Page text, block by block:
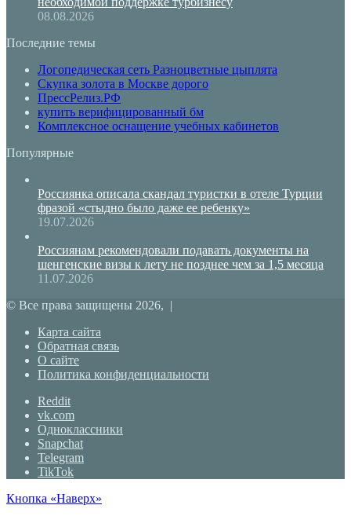
08.08.2026
Последние темы
Логопедическая сеть Разноцветные цыплята
Скупка золота в Москве дорого
ПрессРелиз.РФ
купить верифицированный бм
Комплексное оснащение учебных кабинетов
Популярные
Россиянка описала скандал туристки в отеле Турции
фразой «стыдно было даже ее ребенку»
19.07.2026
Россиянам рекомендовали подавать документы на
шенгенские визы к лету не позднее чем за 1,5 месяца
11.07.2026
© Все права защищены 2026, |
Карта сайта
Обратная связь
О сайте
Политика конфиденциальности
Reddit
vk.com
Одноклассники
Snapchat
Telegram
TikTok
Кнопка «Наверх»